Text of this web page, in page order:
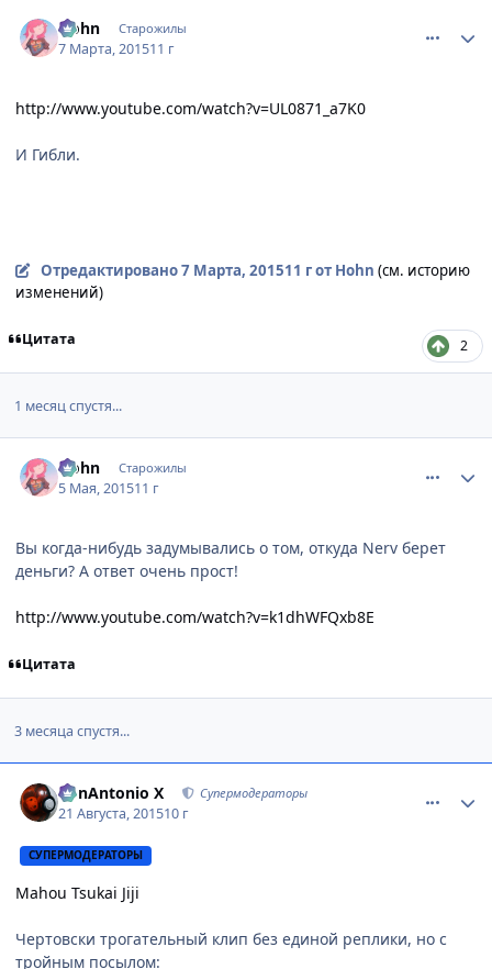
Hohn Старожилы
7 Марта, 201511 г
http://www.youtube.com/watch?v=UL0871_a7K0
И Гибли.
Отредактировано7 Марта, 201511 гот Hohn (см. историю
изменений)
Цитата 2
1 месяц спустя...
Hohn Старожилы
5 Мая, 201511 г
Вы когда-нибудь задумывались о том, откуда Nerv берет
деньги? А ответ очень прост!
http://www.youtube.com/watch?v=k1dhWFQxb8E
Цитата
3 месяца спустя...
BonAntonio X Супермодераторы
21 Августа, 201510 г
СУПЕРМОДЕРАТОРЫ
Mahou Tsukai Jiji
Чертовски трогательный клип без единой реплики, но с
тройным посылом: